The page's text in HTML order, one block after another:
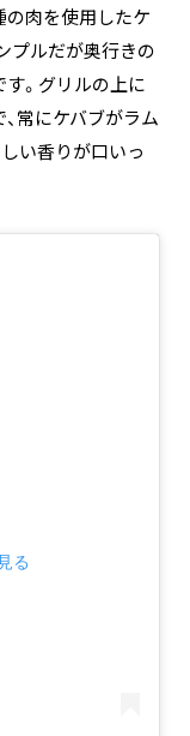
肉を使用したケ
プルだが奥行きの
。グリルの上に
常にケバブがラム
い香りが口いっ
る